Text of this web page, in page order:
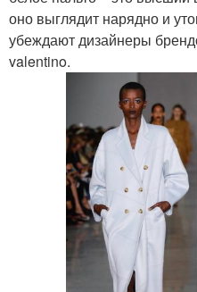
оно выглядит нарядно и
убеждают дизайнеры
valentino.